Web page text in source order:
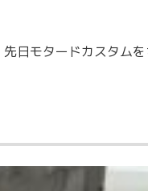
日モタードカスタム